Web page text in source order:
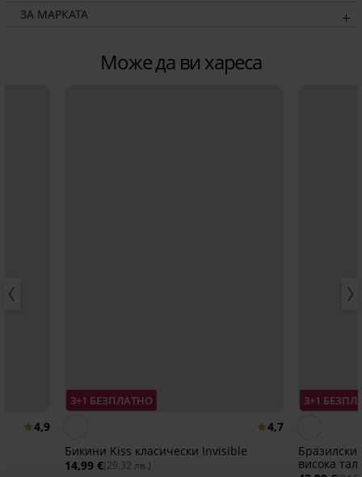
ЗА МАРКАТА
Може да ви хареса
4,9
3+1 БЕЗПЛАТНО
4,7
Бикини Kiss класически Invisible
14,99 €(29,32 лв.)
3+1
висока